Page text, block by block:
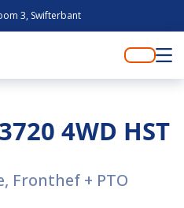
3, Swifterbant
4WD HST
Fronthef + PTO